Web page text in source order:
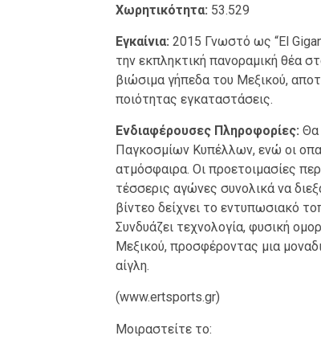
Χωρητικότητα: 53.529
Εγκαίνια: 2015 Γνωστό ως “El
την εκπληκτική πανοραμική θέα
βιώσιμα γήπεδα του Μεξικού,
ποιότητας εγκαταστάσεις.
Ενδιαφέρουσες Πληροφορίες: Θα
Παγκοσμίων Κυπέλλων, ενώ οι
ατμόσφαιρα. Οι προετοιμασίες
τέσσερις αγώνες συνολικά να
βίντεο δείχνει το εντυπωσιακό
Συνδυάζει τεχνολογία, φυσική
Μεξικού, προσφέροντας μια
αίγλη.
(www.ertsports.gr)
Μοιραστείτε το: